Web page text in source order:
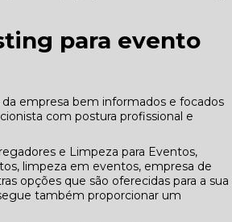
para evento
empresa bem informados e focados
com postura profissional e
e Limpeza para Eventos,
limpeza em eventos, empresa de
opções que são oferecidas para a sua
também proporcionar um